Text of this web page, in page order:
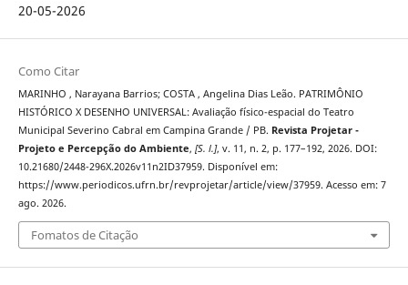
20-05-2026
Como Citar
MARINHO , Narayana Barrios; COSTA , Angelina Dias Leão. PATRIMÔNIO
HISTÓRICO X DESENHO UNIVERSAL: Avaliação físico-espacial do Teatro
Municipal Severino Cabral em Campina Grande / PB. Revista Projetar -
Projeto e Percepção do Ambiente, [S. l.], v. 11, n. 2, p. 177–192, 2026. DOI:
10.21680/2448-296X.2026v11n2ID37959. Disponível em:
https://www.periodicos.ufrn.br/revprojetar/article/view/37959. Acesso em: 7
ago. 2026.
Fomatos de Citação